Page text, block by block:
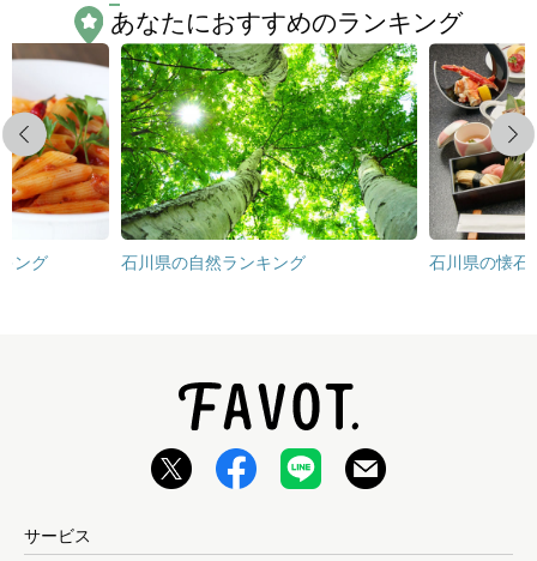
あなたにおすすめのランキング
Previous
ング 石川県の自然ランキング 石川県の懐石
Next
サービス